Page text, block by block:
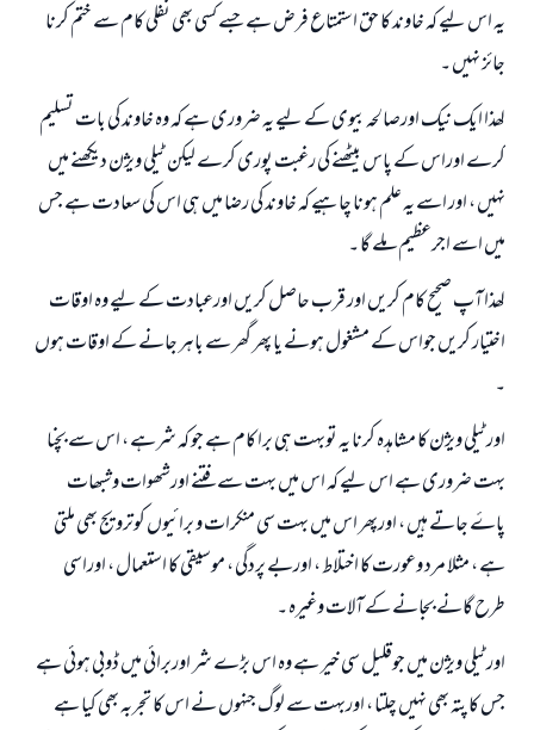
یہ اس لیے کہ خاوند کا حق استمتاع فرض ہے جسے کسی بھی نفلی کام سے ختم کرنا
جائز نہیں ۔
لھذا ایک نیک اورصالحہ بیوی کے لیے یہ ضروری ہے کہ وہ خاوند کی بات تسلیم
کرے اوراس کے پاس بیٹھنے کی رغبت پوری کرے لیکن ٹیلی ویژن دیکھنے میں
نہیں ، اور اسے یہ علم ہونا چاہیے کہ خاوند کی رضا میں ہی اس کی سعادت ہے جس
میں اسے اجرعظیم ملے گا ۔
لھذا آپ صحیح کام کریں اور قرب حاصل کریں اورعبادت کے لیے وہ اوقات
اختیار کریں جواس کے مشغول ہونے یا پھر گھر سے باہر جانے کے اوقات ہوں
۔
اورٹیلی ویژن کا مشاہدہ کرنا یہ توبہت ہی برا کام ہے جو کہ شرہے ، اس سے بچنا
بہت ضروری ہے اس لیے کہ اس میں بہت سے فتنے اورشھوات وشبھات
پاۓ جاتے ہیں ، اورپھر اس میں بہت سی منکرات و برائيوں کوترویج بھی ملتی
ہے ، مثلا مرد وعورت کا اختلاط ، اوربے پردگی ، موسیقی کا استعمال ، اوراسی
طرح گانے بجانے کے آلات وغیرہ ۔
اورٹیلی ویژن میں جوقلیل سی خير ہے وہ اس بڑے شر اوربرائي میں ڈوبی ہوئي ہے
جس کا پتہ بھی نہیں چلتا ، اوربہت سے لوگ جنہوں نے اس کا تجربہ بھی کیا ہے